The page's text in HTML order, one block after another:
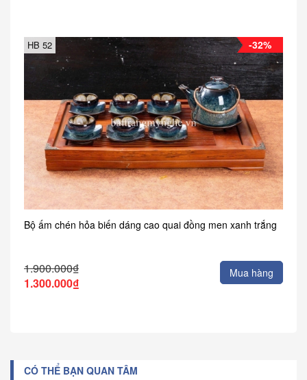
-32%
HB 52
Bộ ấm chén hỏa biến dáng cao quai đồng men xanh trắng
1.900.000₫
1.300.000₫
Mua hàng
CÓ THỂ BẠN QUAN TÂM